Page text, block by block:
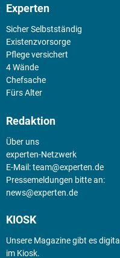
Experten
Sicher Selbstständig
Existenz­vorsorge
Pflege versichert
4 Wände
Chefsache
Fürs Alter
Redaktion
Über uns
experten-Netzwerk
E-Mail:team@experten.de
Pressemeldungen bitte an:
news@experten.de
KIOSK
Unsere Magazine gibt es digital
im Kiosk.